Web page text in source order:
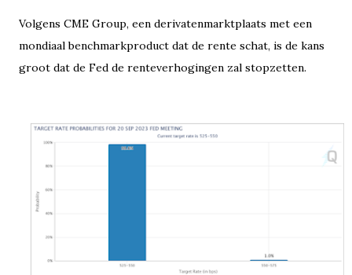
Volgens CME Group, een derivatenmarktplaats met een
mondiaal benchmarkproduct dat de rente schat, is de kans
groot dat de Fed de renteverhogingen zal stopzetten.